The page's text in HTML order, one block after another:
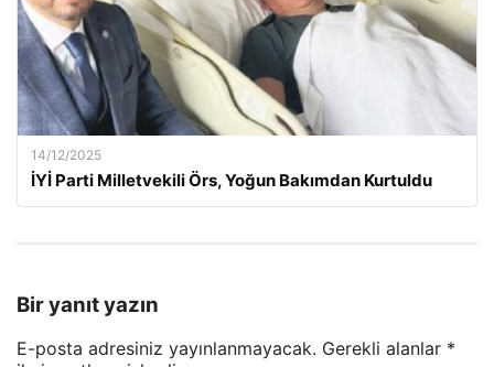
14/12/2025
İYİ Parti Milletvekili Örs, Yoğun Bakımdan Kurtuldu
Bir yanıt yazın
E-posta adresiniz yayınlanmayacak. Gerekli alanlar *